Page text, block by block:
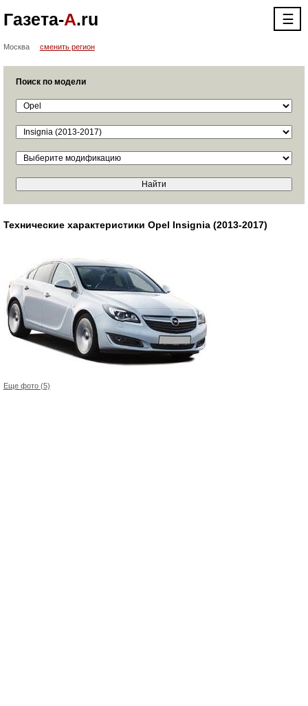
Газета-А.ru ☰
Москва сменить регион
Поиск по модели
Технические характеристики Opel Insignia (2013-2017)
Еще фото (5)